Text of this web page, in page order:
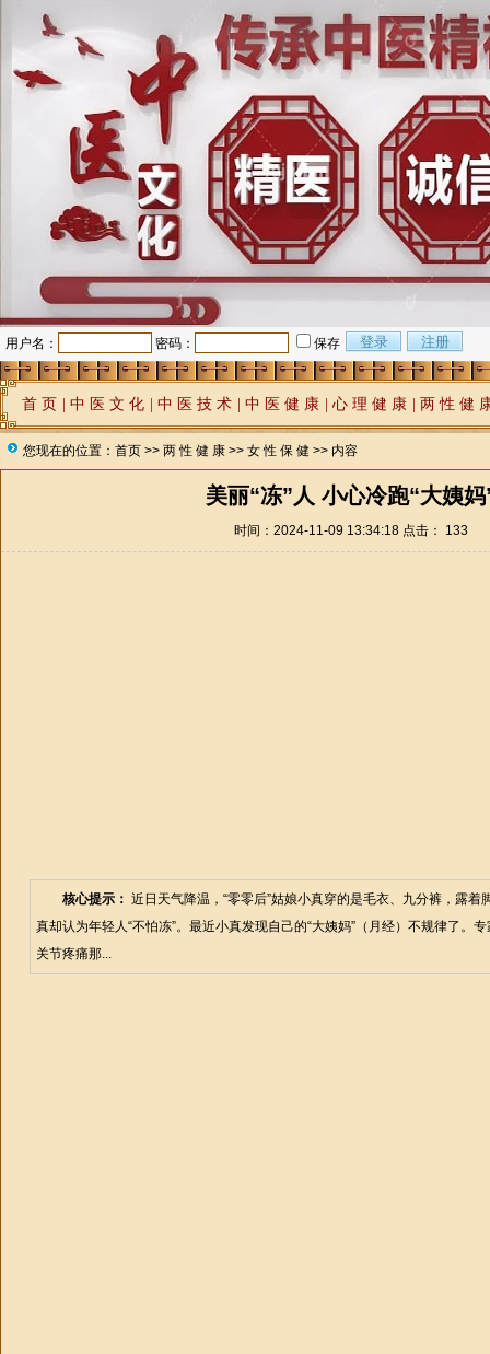
用户名： 密码： 保存
首 页 中 医 文 化 中 医 技 术 中 医 健 康 心 理 健 康 两 性 健
您现在的位置： 首页 >> 两 性 健 康 >> 女 性 保 健 >> 内容
美丽“冻”人 小心冷跑“大姨妈
时间：2024-11-09 13:34:18 点击： 133
核心提示： 近日天气降温，“零零后”姑娘小真穿的是毛衣、九分裤，露着
真却认为年轻人“不怕冻”。最近小真发现自己的“大姨妈”（月经）不规律了。
关节疼痛那...